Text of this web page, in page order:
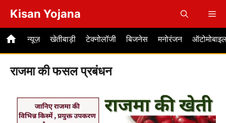
content
Kisan Yojana
न्यूज़ खेतीबाड़ी टेक्नोलॉजी बिजनेस मनोरंजन
राजमा की फसल प्रबंधन